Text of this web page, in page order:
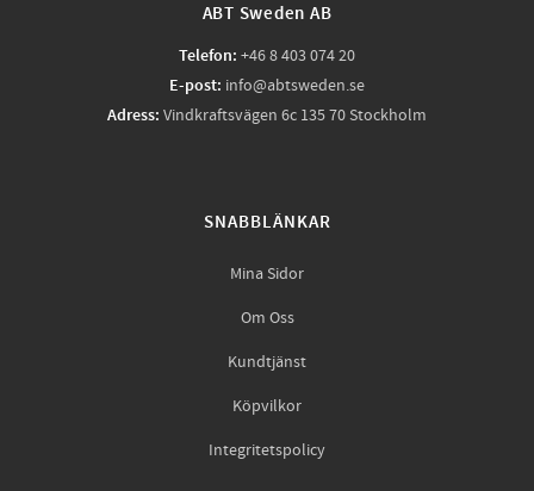
ABT Sweden AB
Telefon: +46 8 403 074 20
E-post: info@abtsweden.se
Adress: Vindkraftsvägen 6c 135 70 Stockholm
SNABBLÄNKAR
Mina Sidor
Om Oss
Kundtjänst
Köpvilkor
Integritetspolicy